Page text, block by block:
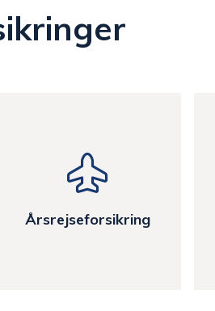
Årsrejseforsikring